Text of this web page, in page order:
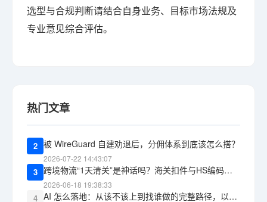
选型与合规判断请结合自身业务、目标市场法规及
专业意见综合评估。
热门文章
2 被 WireGuard 自建劝退后，分佣体系到底该怎么搭？
2026-07-22 14:43:07
3 跨境物流“1天清关”是神话吗？海关扣件与HS编码报错的教训
2026-06-18 19:38:33
4 AI 怎么落地：从该不该上到找谁做的完整路径，以及 WG包网 能承接什么